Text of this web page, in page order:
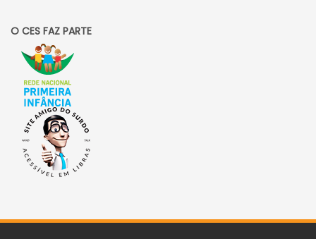
O CES FAZ PARTE